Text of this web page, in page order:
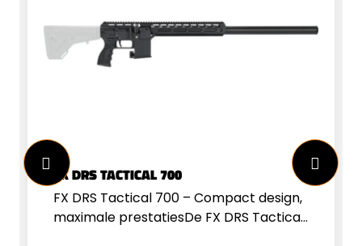
FX DRS TACTICAL 700
FX DRS Tactical 700 – Compact design,
maximale prestatiesDe FX DRS Tactical